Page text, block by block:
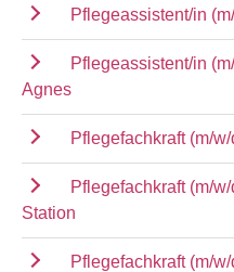
Pflegeassistent/in
Pflegeassistent/in
Agnes
Pflegefachkraft (m/w/
Pflegefachkraft (m/
Station
Pflegefachkraft (m/